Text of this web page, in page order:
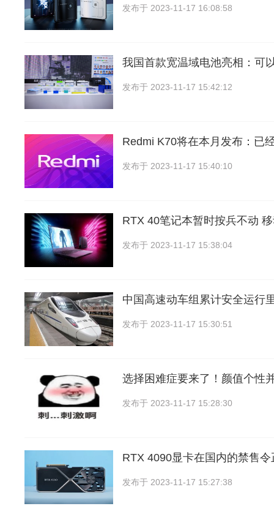
发布于 2023-11-17 16:08:58
我国首款宽温域电池亮相：可
发布于 2023-11-17 15:42:12
Redmi K70将在本月发布：已
发布于 2023-11-17 15:40:10
RTX 40笔记本暂时按兵不动
发布于 2023-11-17 15:38:04
中国高速动车组累计安全运行
发布于 2023-11-17 15:30:51
选择困难症要来了！颜值个性
发布于 2023-11-17 15:28:30
RTX 4090显卡在国内的禁售
发布于 2023-11-17 15:27:38